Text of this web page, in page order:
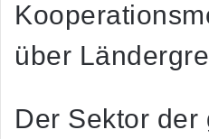
über
Der Sektor der